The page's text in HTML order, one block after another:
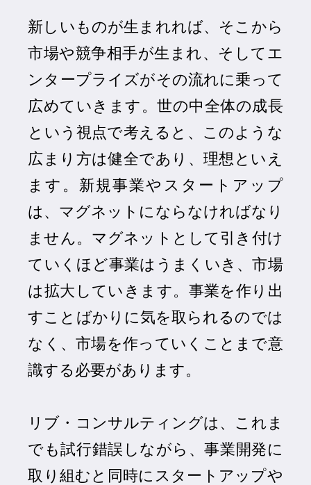
新しいものが生まれれば、そこから
市場や競争相手が生まれ、そしてエ
ンタープライズがその流れに乗って
広めていきます。世の中全体の成長
という視点で考えると、このような
広まり方は健全であり、理想といえ
ます。新規事業やスタートアップ
は、マグネットにならなければなり
ません。マグネットとして引き付け
ていくほど事業はうまくいき、市場
は拡大していきます。事業を作り出
すことばかりに気を取られるのでは
なく、市場を作っていくことまで意
識する必要があります。
リブ・コンサルティングは、これま
でも試行錯誤しながら、事業開発に
取り組むと同時にスタートアップや